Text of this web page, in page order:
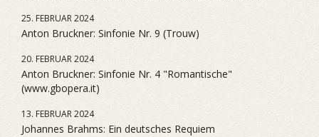
25. FEBRUAR 2024
Anton Bruckner: Sinfonie Nr. 9 (Trouw)
20. FEBRUAR 2024
Anton Bruckner: Sinfonie Nr. 4 "Romantische"
(www.gbopera.it)
13. FEBRUAR 2024
Johannes Brahms: Ein deutsches Requiem